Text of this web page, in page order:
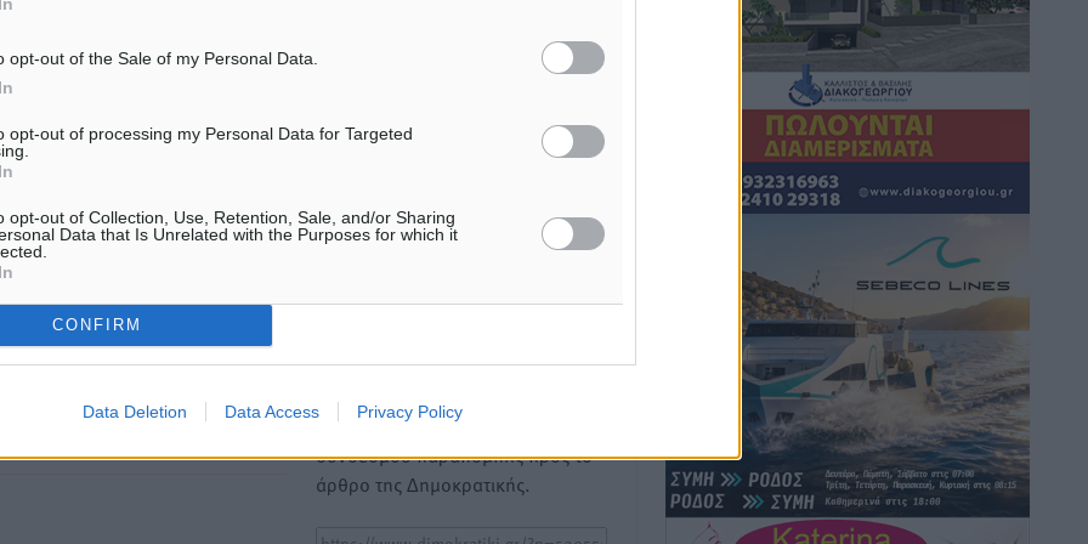
opt-out of the Sale of my Personal Data.
opt-out of processing my Personal Data for Targeted
opt-out of Collection, Use, Retention, Sale, and/or Sharing
Data that Is Unrelated with the Purposes for which it
CONFIRM
Data Deletion Data Access Privacy Policy
ΕΠΙΣΗΣ
vs ξενοδοχεία – Πώς
ο χάρτης της φιλοξενίας
08.08.26 · 18:30
Ευ. Τουρνάς: Απέναντι σε ακραία
καιρικά φαινόμενα δεν υπάρχουν
Η Δημοκρατική δεν υιοθετεί
όποια σχόλια θεωρούμε
Χρήστες που δεν τηρούν
είδησης από άλλες ιστοσελίδες
είναι απαραίτητη η χρήση του
παρακάτω παρεχόμενου
συνδέσμου παραπομπής προς το
άρθρο της Δημοκρατικής.
Ρόδος: «Βουλιάζει» από τουρίστες –
Πάνω από 1 εκατ. επιβάτες και 55
κρουαζιερόπλοια
Τοπικές Ειδήσεις• πριν 51 λεπτά
Γ’ Εθνική Κατηγορία: Οι ημερομηνίες
Αθλητικά• πριν 6 ώρες
Συνελήφθησαν δύο άτομα στην
Κάρπαθο για άγρα πελατών
Τοπικές Ειδήσεις πριν 7 ώρες
Χωρίς υποχρεωτική παρουσία μικρών
στη 12άδα
Αθλητικά• πριν 7 ώρες